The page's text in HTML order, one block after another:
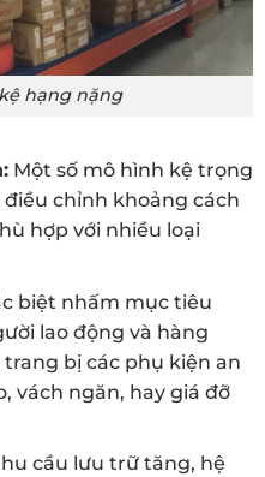
hạng nặng
Một số mô hình kệ trọng
chỉnh khoảng cách
hợp với nhiều loại
biệt nhấm mục tiêu
lao động và hàng
bị các phụ kiện an
vách ngăn, hay giá đỡ
cầu lưu trữ tăng, hệ